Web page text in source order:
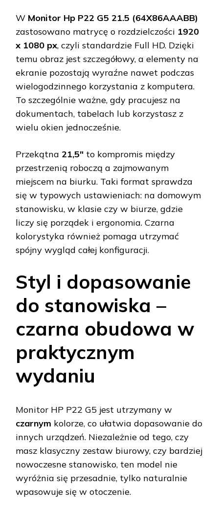
W Monitor Hp P22 G5 21.5 (64X86AAABB)
zastosowano matrycę o rozdzielczości 1920
x 1080 px, czyli standardzie Full HD. Dzięki
temu obraz jest szczegółowy, a elementy na
ekranie pozostają wyraźne nawet podczas
wielogodzinnego korzystania z komputera.
To szczególnie ważne, gdy pracujesz na
dokumentach, tabelach lub korzystasz z
wielu okien jednocześnie.
Przekątna 21,5" to kompromis między
przestrzenią roboczą a zajmowanym
miejscem na biurku. Taki format sprawdza
się w typowych ustawieniach: na domowym
stanowisku, w klasie czy w biurze, gdzie
liczy się porządek i ergonomia. Czarna
kolorystyka również pomaga utrzymać
spójny wygląd całej konfiguracji.
Styl i dopasowanie
do stanowiska –
czarna obudowa w
praktycznym
wydaniu
Monitor HP P22 G5 jest utrzymany w
czarnym kolorze, co ułatwia dopasowanie do
innych urządzeń. Niezależnie od tego, czy
masz klasyczny zestaw biurowy, czy bardziej
nowoczesne stanowisko, ten model nie
wyróżnia się przesadnie, tylko naturalnie
wpasowuje się w otoczenie.